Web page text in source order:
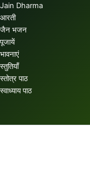
Jain Dharma
आरती
जैन भजन
पूजायें
भावनाएं
स्तुतियाँ
स्तोत्र पाठ
स्वाध्याय पाठ